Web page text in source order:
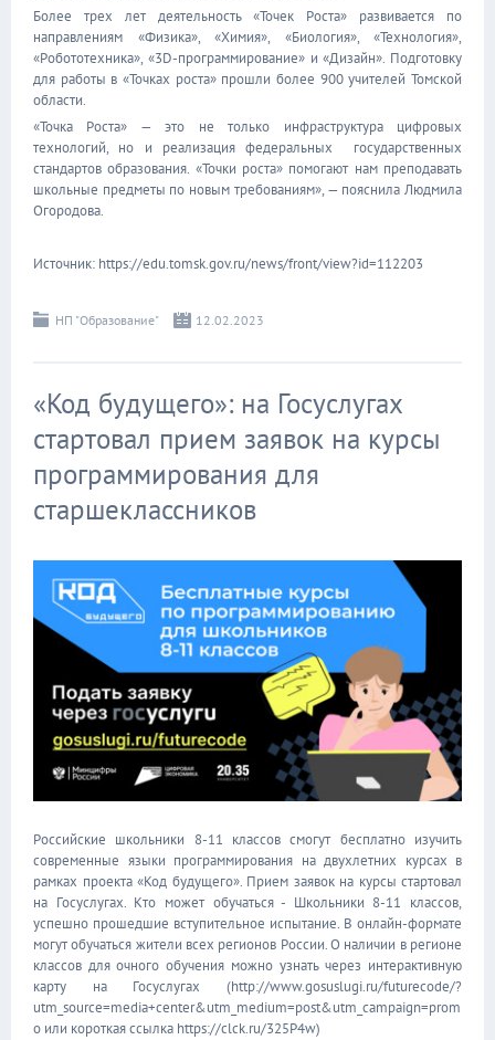
Более трех лет деятельность «Точек Роста» развивается по
направлениям «Физика», «Химия», «Биология», «Технология»,
«Робототехника», «3D-программирование» и «Дизайн». Подготовку
для работы в «Точках роста» прошли более 900 учителей Томской
области.
«Точка Роста» — это не только инфраструктура цифровых
технологий, но и реализация федеральных государственных
стандартов образования. «Точки роста» помогают нам преподавать
школьные предметы по новым требованиям», — пояснила Людмила
Огородова.
Источник: https://edu.tomsk.gov.ru/news/front/view?id=112203
НП "Образование" 12.02.2023
«Код будущего»: на Госуслугах
стартовал прием заявок на курсы
программирования для
старшеклассников
Российские школьники 8-11 классов смогут бесплатно изучить
современные языки программирования на двухлетних курсах в
рамках проекта «Код будущего». Прием заявок на курсы стартовал
на Госуслугах. Кто может обучаться - Школьники 8-11 классов,
успешно прошедшие вступительное испытание. В онлайн-формате
могут обучаться жители всех регионов России. О наличии в регионе
классов для очного обучения можно узнать через интерактивную
карту на Госуслугах (http://www.gosuslugi.ru/futurecode/?
utm_source=media+center&utm_medium=post&utm_campaign=prom
o или короткая ссылка https://clck.ru/325P4w)